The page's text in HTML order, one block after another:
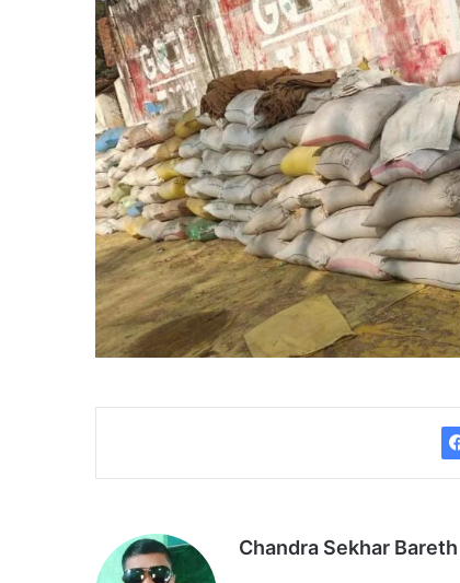
Chandra Sekhar Bareth